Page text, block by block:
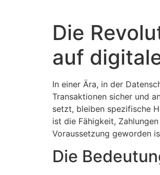
Die
auf
In einer Ära, in der
Transaktionen sicher und
setzt, bleiben spezifische
ist die Fähigkeit,
Voraussetzung geworden
Die